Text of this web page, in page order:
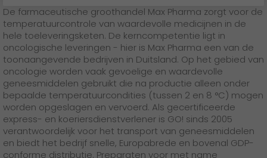
De farmaceutische groothandel Max Pharma zorgt voor de
temperatuurcontrole van waardevolle medicijnen in de
hele toeleveringsketen. De kerncompetentie ligt in
oncologische leveringen - hier is Max Pharma een van de
toonaangevende bedrijven in Duitsland. Op het gebied van
oncologie worden vaak gevoelige en waardevolle
geneesmiddelen gebruikt die na productie alleen onder
bepaalde temperatuurcondities (tussen 2 en 8 °C) mogen
worden opgeslagen en vervoerd. Als gecertificeerde
express- en koeriersdienstverlener is GO! sinds 2005
verantwoordelijk voor het transport van geneesmiddelen
en biedt het bedrijf snelle, Europabrede en bovenal GDP-
conforme distributie. Preparaten voor met name